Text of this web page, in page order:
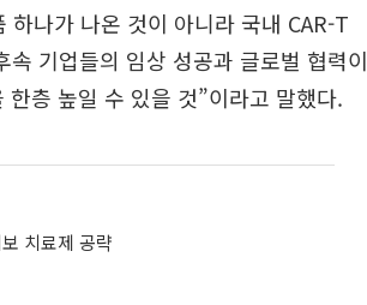
나가 나온 것이 아니라 국내 CAR-T
기업들의 임상 성공과 글로벌 협력이
층 높일 수 있을 것”이라고 말했다.
치료제 공략